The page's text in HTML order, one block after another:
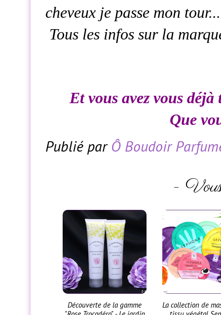
cheveux je passe mon tour...
Tous les infos sur la
Et vous avez vous
Que
Publié par Ô Boudoir
-
Découverte de la gamme
La collection de